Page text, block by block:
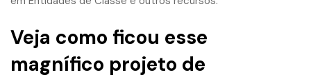
Veja como ficou esse
magnífico projeto de